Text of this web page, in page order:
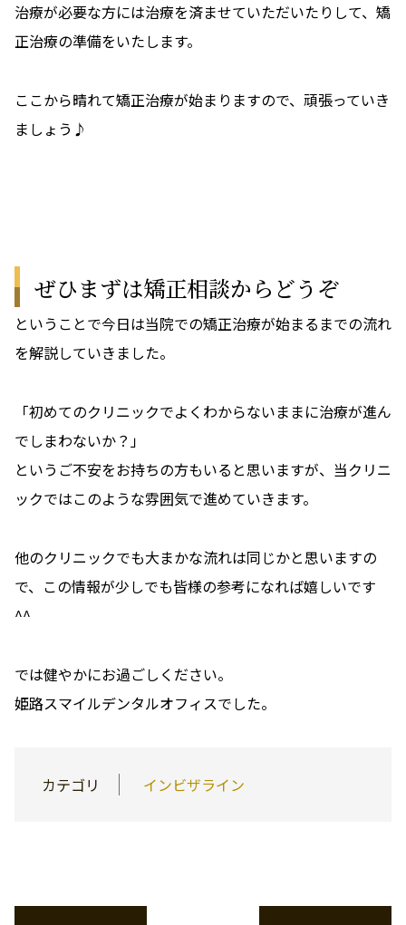
治療が必要な方には治療を済ませていただいたりして、矯
正治療の準備をいたします。
ここから晴れて矯正治療が始まりますので、頑張っていき
ましょう♪
ぜひまずは矯正相談からどうぞ
ということで今日は当院での矯正治療が始まるまでの流れ
を解説していきました。
「初めてのクリニックでよくわからないままに治療が進ん
でしまわないか？」
というご不安をお持ちの方もいると思いますが、当クリニ
ックではこのような雰囲気で進めていきます。
他のクリニックでも大まかな流れは同じかと思いますの
で、この情報が少しでも皆様の参考になれば嬉しいです
^^
では健やかにお過ごしください。
姫路スマイルデンタルオフィスでした。
カテゴリ インビザライン